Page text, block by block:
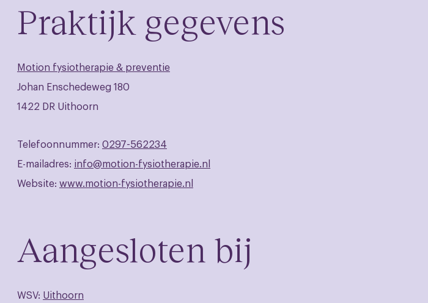
Praktijk gegevens
Motion fysiotherapie & preventie
Johan Enschedeweg 180
1422 DR Uithoorn
Telefoonnummer: 0297-562234
E-mailadres: info@motion-fysiotherapie.nl
Website: www.motion-fysiotherapie.nl
Aangesloten bij
WSV: Uithoorn